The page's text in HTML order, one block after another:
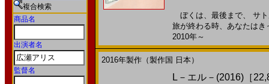
複合検索
商品名
出演者名
監督名
ぼくは、最後まで、 サ
旅が終わる時、あなたは
2010年～
2016年製作（製作国 日本）
L－エル－(2016)［